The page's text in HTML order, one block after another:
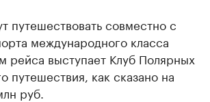
путешествовать совместно с
международного класса
выступает Клуб Полярных
путешествия, как сказано на
руб.